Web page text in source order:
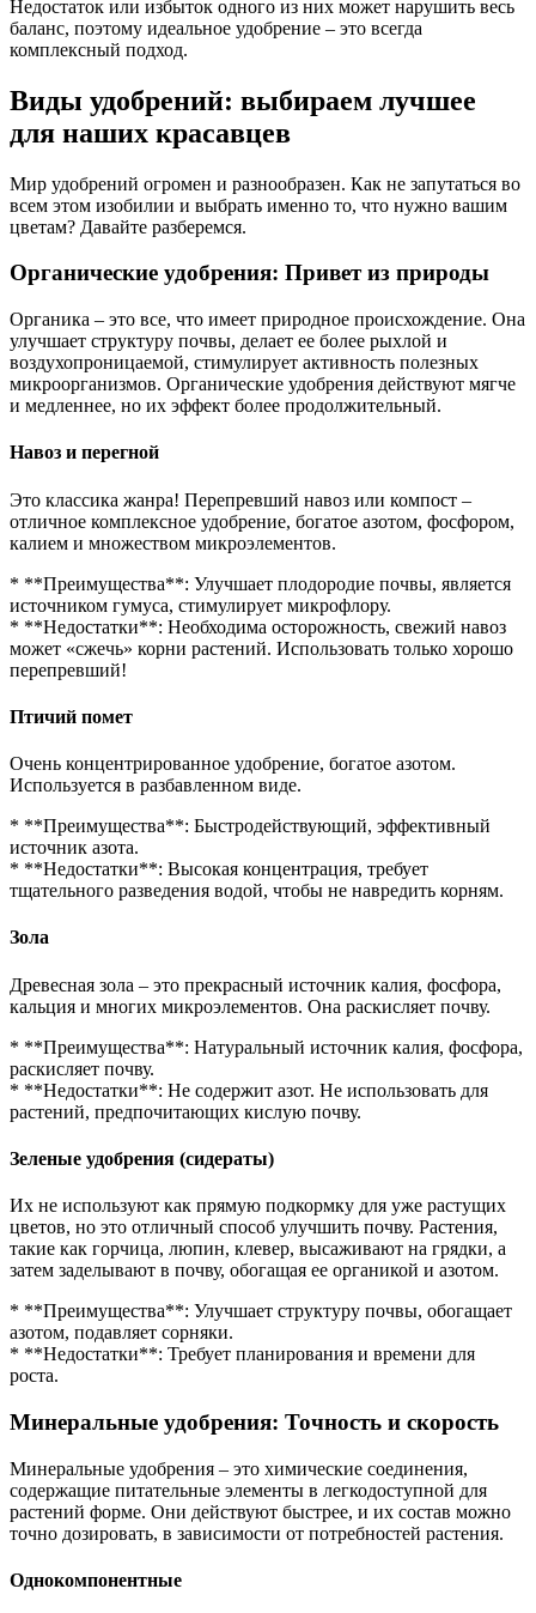
Недостаток или избыток одного из них может нарушить весь
баланс, поэтому идеальное удобрение – это всегда
комплексный подход.
Виды удобрений: выбираем лучшее
для наших красавцев
Мир удобрений огромен и разнообразен. Как не запутаться во
всем этом изобилии и выбрать именно то, что нужно вашим
цветам? Давайте разберемся.
Органические удобрения: Привет из природы
Органика – это все, что имеет природное происхождение. Она
улучшает структуру почвы, делает ее более рыхлой и
воздухопроницаемой, стимулирует активность полезных
микроорганизмов. Органические удобрения действуют мягче
и медленнее, но их эффект более продолжительный.
Навоз и перегной
Это классика жанра! Перепревший навоз или компост –
отличное комплексное удобрение, богатое азотом, фосфором,
калием и множеством микроэлементов.
* **Преимущества**: Улучшает плодородие почвы, является
источником гумуса, стимулирует микрофлору.
* **Недостатки**: Необходима осторожность, свежий навоз
может «сжечь» корни растений. Использовать только хорошо
перепревший!
Птичий помет
Очень концентрированное удобрение, богатое азотом.
Используется в разбавленном виде.
* **Преимущества**: Быстродействующий, эффективный
источник азота.
* **Недостатки**: Высокая концентрация, требует
тщательного разведения водой, чтобы не навредить корням.
Зола
Древесная зола – это прекрасный источник калия, фосфора,
кальция и многих микроэлементов. Она раскисляет почву.
* **Преимущества**: Натуральный источник калия, фосфора,
раскисляет почву.
* **Недостатки**: Не содержит азот. Не использовать для
растений, предпочитающих кислую почву.
Зеленые удобрения (сидераты)
Их не используют как прямую подкормку для уже растущих
цветов, но это отличный способ улучшить почву. Растения,
такие как горчица, люпин, клевер, высаживают на грядки, а
затем заделывают в почву, обогащая ее органикой и азотом.
* **Преимущества**: Улучшает структуру почвы, обогащает
азотом, подавляет сорняки.
* **Недостатки**: Требует планирования и времени для
роста.
Минеральные удобрения: Точность и скорость
Минеральные удобрения – это химические соединения,
содержащие питательные элементы в легкодоступной для
растений форме. Они действуют быстрее, и их состав можно
точно дозировать, в зависимости от потребностей растения.
Однокомпонентные